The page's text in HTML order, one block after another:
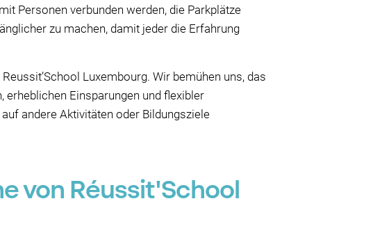
Personen verbunden werden, die Parkplätze
zu machen, damit jeder die Erfahrung
Luxembourg. Wir bemühen uns, das
erheblichen Einsparungen und flexibler
andere Aktivitäten oder Bildungsziele
von Réussit'School